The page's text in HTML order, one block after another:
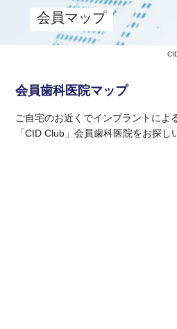
会員マップ
会員歯科医院マップ
ご自宅のお近くでインプラントによ
「CID Club」会員歯科医院をお探し